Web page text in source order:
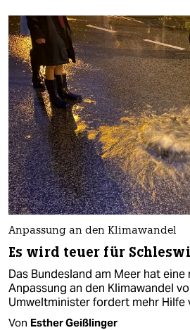
Anpassung an den Klimawandel
Es wird teuer für
Das Bundesland am Meer hat
Anpassung an den Klimawandel
Umweltminister fordert mehr Hilfe
Von Esther Geißlinger